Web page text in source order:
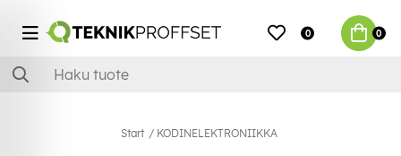
0 0
Start KODINELEKTRONIIKKA